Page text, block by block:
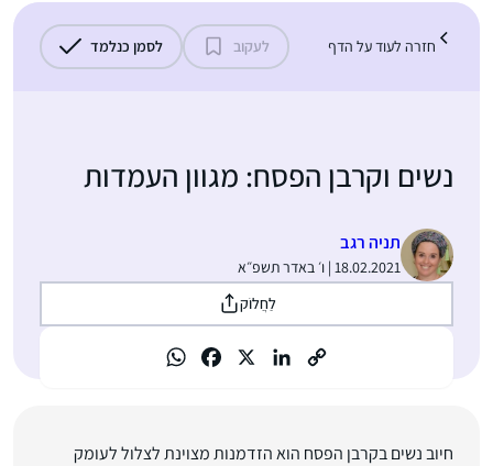
חזרה לעוד על הדף לעקוב לסמן כנלמד
נשים וקרבן הפסח: מגוון העמדות
תניה רגב
18.02.2021 | ו׳ באדר תשפ״א
לַחֲלוֹק
חיוב נשים בקרבן הפסח הוא הזדמנות מצוינת לצלול לעומק